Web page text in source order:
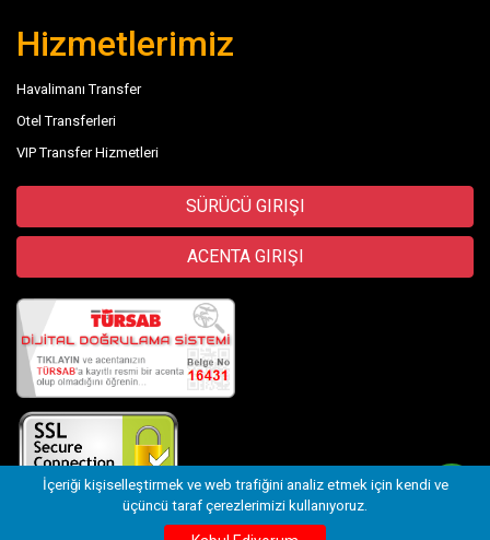
Evrenseki'de istediğiniz otel ve konuma götürecektir.
Hizmetlerimiz
Havalimanı Transfer
Otel Transferleri
VIP Transfer Hizmetleri
SÜRÜCÜ GIRIŞI
ACENTA GIRIŞI
trwolftransfer.com - Antalya Wolf07 Travel- 2026
İçeriği kişiselleştirmek ve web trafiğini analiz etmek için kendi ve
üçüncü taraf çerezlerimizi kullanıyoruz.